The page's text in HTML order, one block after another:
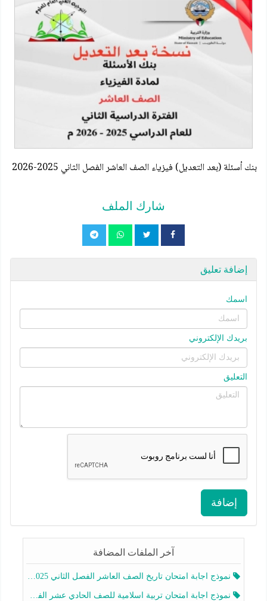
بنك أسئلة (بعد التعديل) فيزياء الصف العاشر الفصل الثاني 2025-2026
شارك الملف
إضافة تعليق
اسمك
بريدك الإلكتروني
التعليق
إضافة
آخر الملفات المضافة
نموذج اجابة امتحان تاريخ الصف العاشر الفصل الثاني 2025-2026
نموذج اجابة امتحان تربية اسلامية للصف الحادي عشر الفصل الثاني 2025-2026